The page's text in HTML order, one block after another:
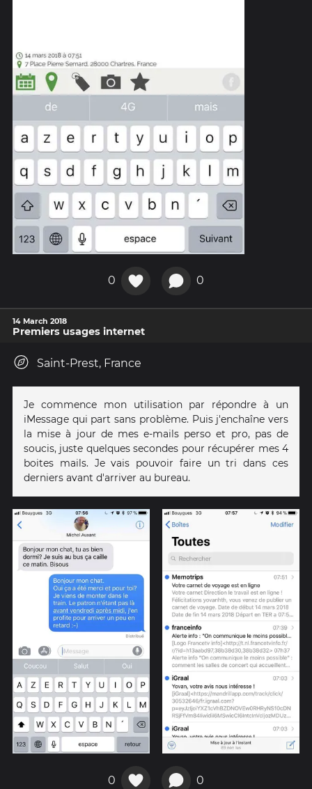
0 0
14 March 2018
Premiers usages internet
Saint-Prest, France
Je commence mon utilisation par répondre à un
iMessage qui part sans problème. Puis j'enchaîne vers
la mise à jour de mes e-mails perso et pro, pas de
soucis, juste quelques secondes pour récupérer mes 4
boites mails. Je vais pouvoir faire un tri dans ces
derniers avant d'arriver au bureau.
0 0